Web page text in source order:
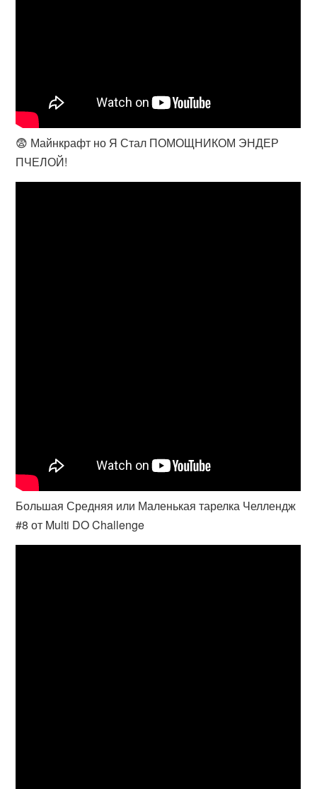
😨 Майнкрафт но Я Стал ПОМОЩНИКОМ ЭНДЕР
ПЧЕЛОЙ!
Большая Средняя или Маленькая тарелка Челлендж
#8 от Multi DO Challenge